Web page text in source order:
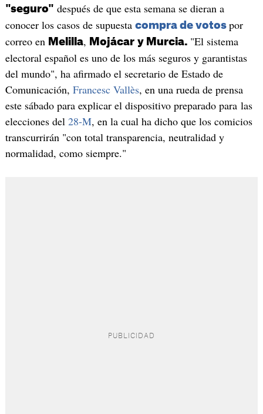
"seguro" después de que esta semana se dieran a
conocer los casos de supuesta compra de votos por
correo en Melilla, Mojácar y Murcia. "El sistema
electoral español es uno de los más seguros y garantistas
del mundo", ha afirmado el secretario de Estado de
Comunicación, Francesc Vallès, en una rueda de prensa
este sábado para explicar el dispositivo preparado para las
elecciones del 28-M, en la cual ha dicho que los comicios
transcurrirán "con total transparencia, neutralidad y
normalidad, como siempre."